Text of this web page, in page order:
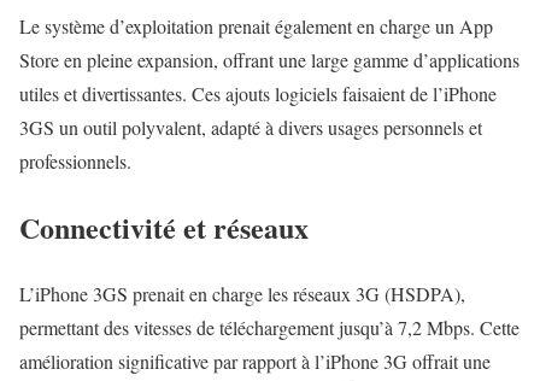
Le système d’exploitation prenait également en charge un App
Store en pleine expansion, offrant une large gamme d’applications
utiles et divertissantes. Ces ajouts logiciels faisaient de l’iPhone
3GS un outil polyvalent, adapté à divers usages personnels et
professionnels.
Connectivité et réseaux
L’iPhone 3GS prenait en charge les réseaux 3G (HSDPA),
permettant des vitesses de téléchargement jusqu’à 7,2 Mbps. Cette
amélioration significative par rapport à l’iPhone 3G offrait une